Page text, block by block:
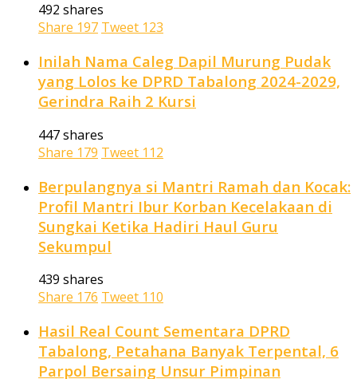
492 shares
Share 197 Tweet 123
Inilah Nama Caleg Dapil Murung Pudak
yang Lolos ke DPRD Tabalong 2024-2029,
Gerindra Raih 2 Kursi
447 shares
Share 179 Tweet 112
Berpulangnya si Mantri Ramah dan Kocak:
Profil Mantri Ibur Korban Kecelakaan di
Sungkai Ketika Hadiri Haul Guru
Sekumpul
439 shares
Share 176 Tweet 110
Hasil Real Count Sementara DPRD
Tabalong, Petahana Banyak Terpental, 6
Parpol Bersaing Unsur Pimpinan